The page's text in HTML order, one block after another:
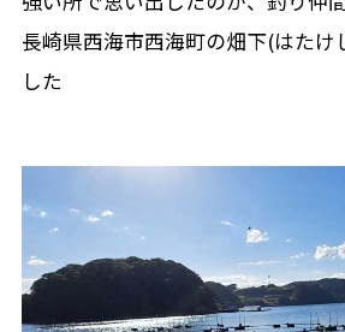
長崎県西海市西海町の畑下(はたけ
した